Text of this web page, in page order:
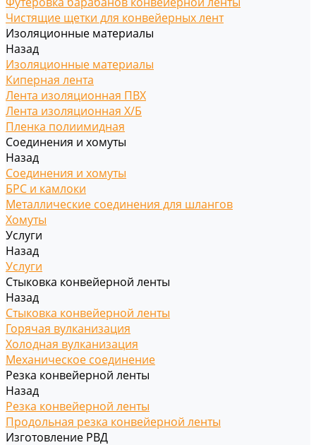
Чистящие щетки для конвейерных лент
Изоляционные материалы
Назад
Изоляционные материалы
Киперная лента
Лента изоляционная ПВХ
Лента изоляционная Х/Б
Пленка полиимидная
Соединения и хомуты
Назад
Соединения и хомуты
БРС и камлоки
Металлические соединения для шлангов
Хомуты
Услуги
Назад
Услуги
Стыковка конвейерной ленты
Назад
Стыковка конвейерной ленты
Горячая вулканизация
Холодная вулканизация
Механическое соединение
Резка конвейерной ленты
Назад
Резка конвейерной ленты
Продольная резка конвейерной ленты
Изготовление РВД